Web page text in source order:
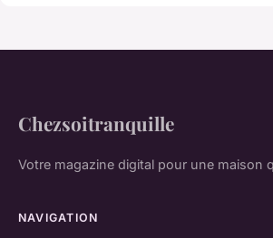
Chezsoitranquille
Votre magazine digital pour une maison
NAVIGATION